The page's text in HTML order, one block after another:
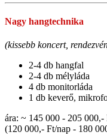
Nagy hangtechnika
(kissebb koncert,
2-4 db hangfal
2-4 db mélyláda
4 db monitorláda
1 db keverő,
ára: ~ 145 000 - 205 000,-
(120 000,- Ft/nap - 180